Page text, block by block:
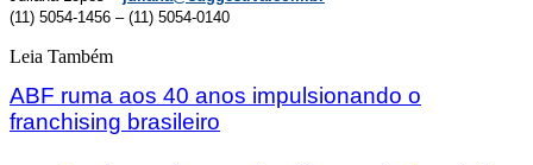
(11) 5054-1456 – (11) 5054-0140
Leia Também
ABF ruma aos 40 anos impulsionando o
franchising brasileiro